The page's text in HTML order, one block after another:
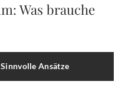
Was brauche
Sinnvolle Ansätze